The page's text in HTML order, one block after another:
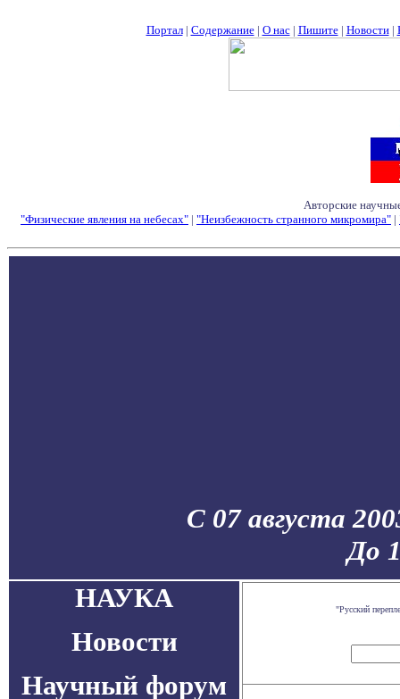
Портал| Содержание| О нас| Пишите| Новости|
Авторские
"Физические явления на небесах" | "Неизбежность странного микромира" |
С 07 августа
До
НАУКА
Новости
Научный форум
"Русский